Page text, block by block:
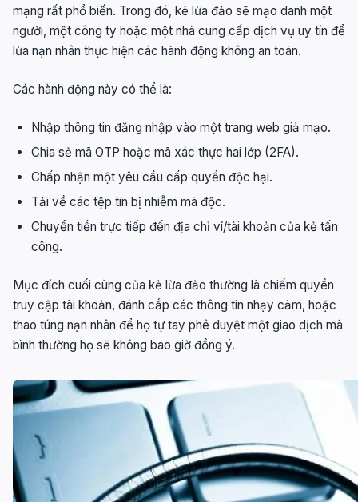
mạng rất phổ biến. Trong đó, kẻ lừa đảo sẽ mạo danh một
người, một công ty hoặc một nhà cung cấp dịch vụ uy tín để
lừa nạn nhân thực hiện các hành động không an toàn.
Các hành động này có thể là:
Nhập thông tin đăng nhập vào một trang web giả mạo.
Chia sẻ mã OTP hoặc mã xác thực hai lớp (2FA).
Chấp nhận một yêu cầu cấp quyền độc hại.
Tải về các tệp tin bị nhiễm mã độc.
Chuyển tiền trực tiếp đến địa chỉ ví/tài khoản của kẻ tấn
công.
Mục đích cuối cùng của kẻ lừa đảo thường là chiếm quyền
truy cập tài khoản, đánh cắp các thông tin nhạy cảm, hoặc
thao túng nạn nhân để họ tự tay phê duyệt một giao dịch mà
bình thường họ sẽ không bao giờ đồng ý.